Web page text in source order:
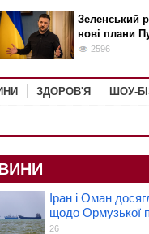
Зеленський
нові плани
2596
ЗДОРОВ'Я ШОУ-
Іран і Оман
щодо Ормузької
26